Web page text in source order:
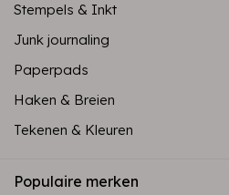
Stempels & Inkt
Junk journaling
Paperpads
Haken & Breien
Tekenen & Kleuren
Populaire merken